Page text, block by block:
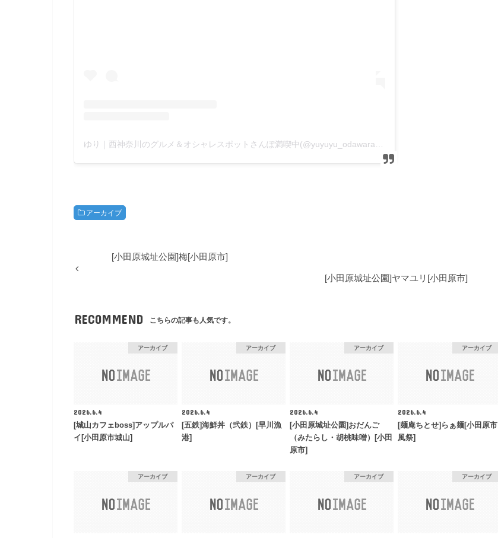
アーカイブ
[小田原城址公園]梅[小田原市]
[小田原城址公園]ヤマユリ[小田原市]
RECOMMEND こちらの記事も人気です。
アーカイブ
2026.6.4
[城山カフェboss]アップルパ
イ[小田原市城山]
アーカイブ
2026.6.4
[五鉄]海鮮丼（弐鉄）[早川漁
港]
アーカイブ
2026.6.4
[小田原城址公園]おだんご
（みたらし・胡桃味噌）[小田
原市]
アーカイブ
2026.6.4
[麺庵ちとせ]らぁ麺[小田原市
風祭]
アーカイブ アーカイブ アーカイブ アーカイブ